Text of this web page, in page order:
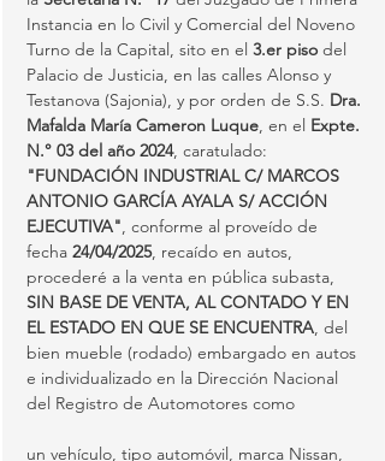
Instancia en lo Civil y Comercial del Noveno
Turno de la Capital, sito en el 3.er piso del
Palacio de Justicia, en las calles Alonso y
Testanova (Sajonia), y por orden de S.S. Dra.
Mafalda María Cameron Luque, en el Expte.
N.° 03 del año 2024, caratulado:
"FUNDACIÓN INDUSTRIAL C/ MARCOS
ANTONIO GARCÍA AYALA S/ ACCIÓN
EJECUTIVA", conforme al proveído de
fecha 24/04/2025, recaído en autos,
procederé a la venta en pública subasta,
SIN BASE DE VENTA, AL CONTADO Y EN
EL ESTADO EN QUE SE ENCUENTRA, del
bien mueble (rodado) embargado en autos
e individualizado en la Dirección Nacional
del Registro de Automotores como
un vehículo, tipo automóvil, marca Nissan,